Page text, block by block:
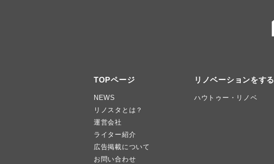
TOPページ
NEWS
リノスタとは？
運営会社
ライター紹介
広告掲載について
お問い合わせ
リノベーションをする
ハウトゥー・リノベ